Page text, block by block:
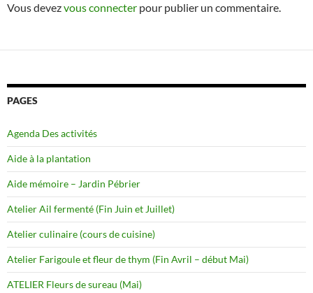
Vous devezvous connecter pour publier un commentaire.
PAGES
Agenda Des activités
Aide à la plantation
Aide mémoire – Jardin Pébrier
Atelier Ail fermenté (Fin Juin et Juillet)
Atelier culinaire (cours de cuisine)
Atelier Farigoule et fleur de thym (Fin Avril – début Mai)
ATELIER Fleurs de sureau (Mai)